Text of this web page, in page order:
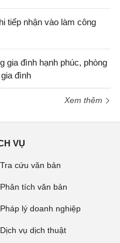
tiếp nhận vào làm công
gia đình hạnh phúc, phòng
đình
Xem thêm
VỤ
Tra cứu văn bản
Phân tích văn bản
Pháp lý doanh nghiệp
Dịch vụ dịch thuật